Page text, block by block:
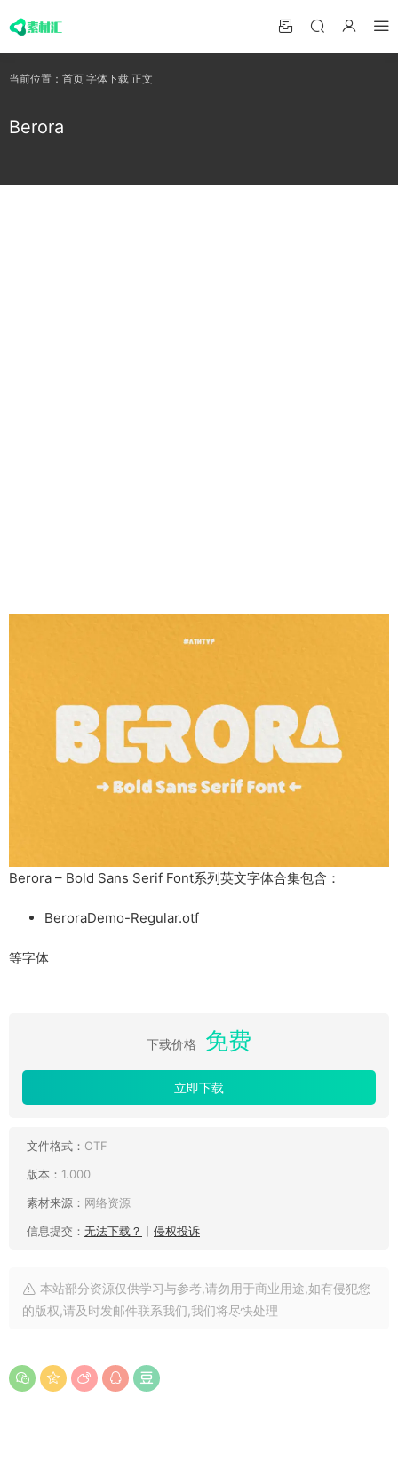
当前位置： 首页 字体下载 正文
Berora
Berora – Bold Sans Serif Font系列英文字体合集包含：
BeroraDemo-Regular.otf
等字体
下载价格 免费
立即下载
文件格式： OTF
版本： 1.000
素材来源： 网络资源
信息提交： 无法下载？ 侵权投诉
本站部分资源仅供学习与参考,请勿用于商业用途,如有侵犯您
的版权,请及时发邮件联系我们,我们将尽快处理